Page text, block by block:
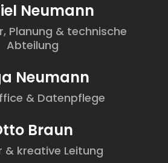
Neumann
Planung & technische
Abteilung
Neumann
& Datenpflege
Braun
& kreative Leitung